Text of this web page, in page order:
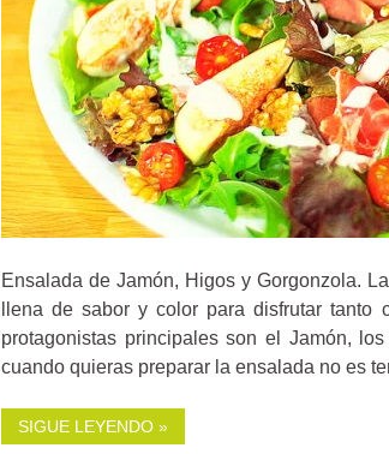
Ensalada de Jamón, Higos y Gorgonzola.
llena de sabor y color para disfrutar
protagonistas principales son el Jamón,
cuando quieras preparar la ensalada no es
SIGUE LEYENDO »